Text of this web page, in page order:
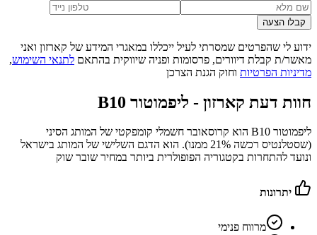
קבלו הצעה
ידוע לי שהפרטים שמסרתי לעיל ייכללו במאגרי המידע של קארזון ואני
מאשר/ת קבלת דיוורים, פרסומות ופניה שיווקית בהתאם לתנאי השימוש,
מדיניות הפרטיות וחוק הגנת הצרכן
חוות דעת קארזון - ליפמוטור B10
ליפמוטור B10 הוא קרוסאובר חשמלי קומפקטי של המותג הסיני
(שסטלנטיס רכשה 21% ממנו). הוא הדגם השלישי של המותג בישראל
ונועד להתחרות בקטגוריה הפופולרית ביותר במחיר שובר שוק
יתרונות
מרווח פנימי